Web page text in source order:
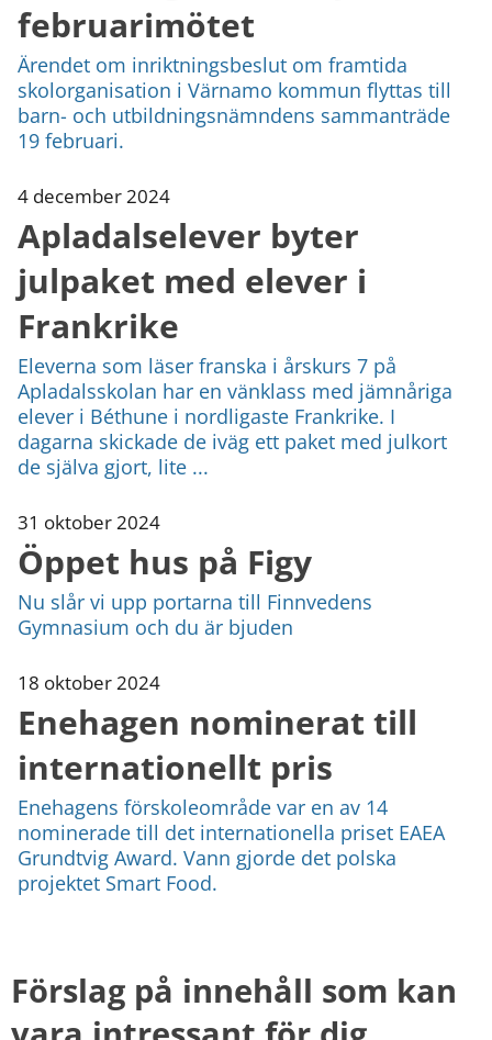
februarimötet
Ärendet om inriktningsbeslut om framtida
skolorganisation i Värnamo kommun flyttas till
barn- och utbildningsnämndens sammanträde
19 februari.
4 december 2024
Apladalselever byter
julpaket med elever i
Frankrike
Eleverna som läser franska i årskurs 7 på
Apladalsskolan har en vänklass med jämnåriga
elever i Béthune i nordligaste Frankrike. I
dagarna skickade de iväg ett paket med julkort
de själva gjort, lite ...
31 oktober 2024
Öppet hus på Figy
Nu slår vi upp portarna till Finnvedens
Gymnasium och du är bjuden
18 oktober 2024
Enehagen nominerat till
internationellt pris
Enehagens förskoleområde var en av 14
nominerade till det internationella priset EAEA
Grundtvig Award. Vann gjorde det polska
projektet Smart Food.
Förslag på innehåll som kan